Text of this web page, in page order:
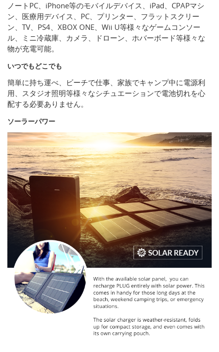
ノートPC、iPhone等のモバイルデバイス、iPad、CPAPマシ
ン、医療用デバイス、PC、プリンター、フラットスクリー
ン、TV、PS4、XBOX ONE、Wii U等様々なゲームコンソー
ル、ミニ冷蔵庫、カメラ、ドローン、ホバーボード等様々な
物が充電可能。
いつでもどこでも
簡単に持ち運べ、ビーチで仕事、家族でキャンプ中に電源利
用、スタジオ照明等様々なシチュエーションで電池切れを心
配する必要ありません。
ソーラーパワー